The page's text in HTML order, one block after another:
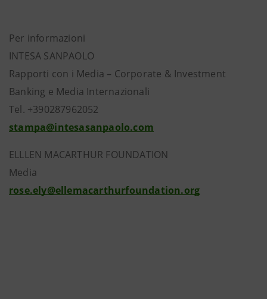
Per informazioni
INTESA SANPAOLO
Rapporti con i Media – Corporate & Investment
Banking e Media Internazionali
Tel. +390287962052
stampa@intesasanpaolo.com
ELLLEN MACARTHUR FOUNDATION
Media
rose.ely@ellemacarthurfoundation.org